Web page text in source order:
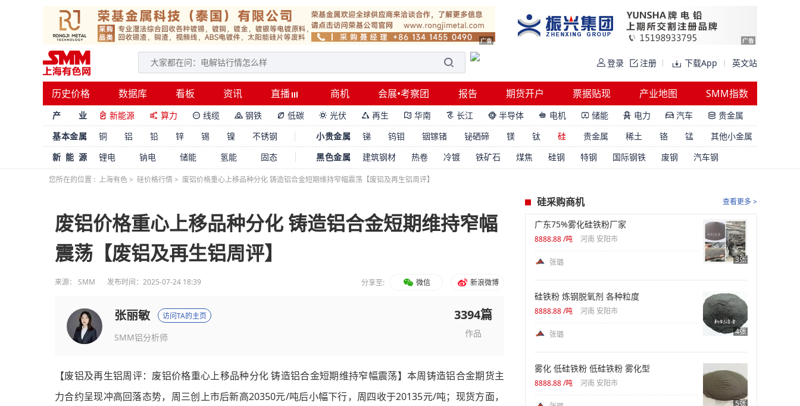
登录 注册 下载App 英文站
历史价格 数据库 看板 资讯 直播 商机 会展•考察团 报告 期货开户 票据贴现 产业地图 SMM指数
产 业  新能源  算力  线缆  钢铁  低碳  光伏  再生  华南  长江  半导体  电机  储能  电力  汽车  贵金属
基本金属
铜 铝 铅 锌 锡 镍 不锈钢 小贵金属 锑 钨钼 铟镓锗 铋硒碲 镁 钛 硅 贵金属 稀土 铬 锰
其他小金属
新能源
锂电 钠电 储能 氢能 固态 黑色金属 建筑钢材 热卷 冷镀 铁矿石 煤焦 硅钢 特钢 国际钢铁 废钢 汽车钢
您所在的位置 : 上海有色> 硅价格行情> 废铝价格重心上移品种分化 铸造铝合金短期维持窄幅震荡【废铝及再生铝周评】
废铝价格重心上移品种分化 铸造铝合金短期维持窄幅
震荡【废铝及再生铝周评】
来源： SMM 发布时间：2025-07-24 18:39 分享至: 微信 新浪微博
张丽敏 访问TA的主页
SMM铝分析师
3394篇
作品
【废铝及再生铝周评：废铝价格重心上移品种分化 铸造铝合金短期维持窄幅震荡】本周铸造铝合金期货主
力合约呈现冲高回落态势，周三创上市后新高20350元/吨后小幅下行，周四收于20135元/吨；现货方面，
硅采购商机 查看更多 >
广东75%雾化硅铁粉厂家
8888.88/吨 河南 安阳市
张璐 3张
硅铁粉 炼钢脱氧剂 各种粒度
8888.88/吨 河南 安阳市
张璐 4张
雾化 低硅铁粉 低硅铁粉 雾化型
8888.88/吨 河南 安阳市
5张